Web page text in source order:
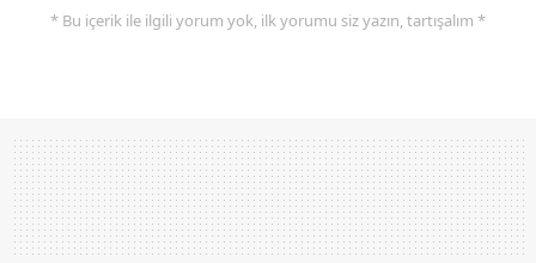
* Bu içerik ile ilgili yorum yok, ilk yorumu siz yazın, tartışalım *